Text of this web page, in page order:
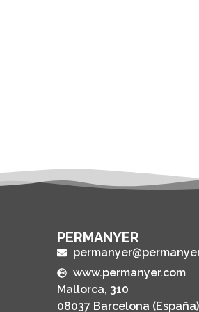
PERMANYER
www.permanyer.com
Mallorca, 310
08037 Barcelona (España)